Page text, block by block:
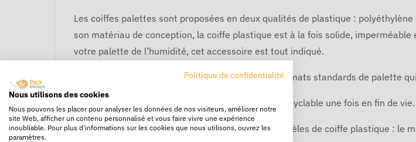
Les coiffes palettes sont proposées en deux qualités de plastique :
son matériau de conception, la coiffe plastique est à la fois solide,
votre palette de l’humidité, cet accessoire est tout indiqué.
Facile à découper, la coiffe palette s’adapte aux formats standards de palette
Écologique, ce modèle de coiffe est entièrement recyclable une fois en fin de vie.
Chez Packdiscount, nous vous proposons deux modèles de coiffe plastique : le
Politique de confidentialité
Nous utilisons des cookies
Nous pouvons les placer pour analyser les données de nos visiteurs, améliorer notre
site Web, afficher un contenu personnalisé et vous faire vivre une expérience
inoubliable. Pour plus d'informations sur les cookies que nous utilisons, ouvrez les
paramètres.